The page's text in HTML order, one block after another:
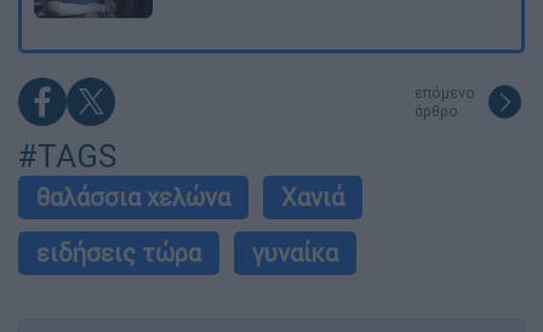
επόμενο
άρθρο
#TAGS
θαλάσσια χελώνα
Χανιά
ειδήσεις τώρα
γυναίκα